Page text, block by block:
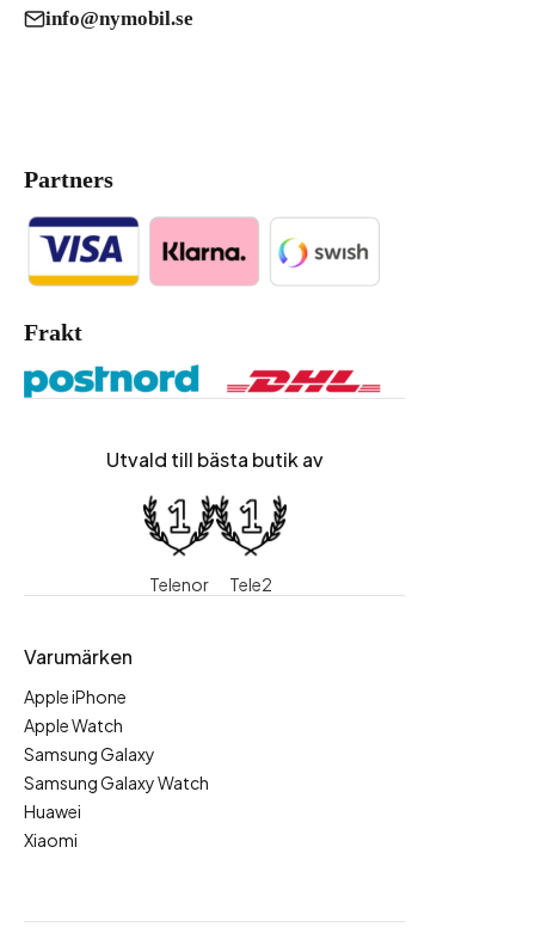
info@nymobil.se
Partners
Frakt
Utvald till bästa butik av
Telenor Tele2
Varumärken
Apple iPhone
Apple Watch
Samsung Galaxy
Samsung Galaxy Watch
Huawei
Xiaomi